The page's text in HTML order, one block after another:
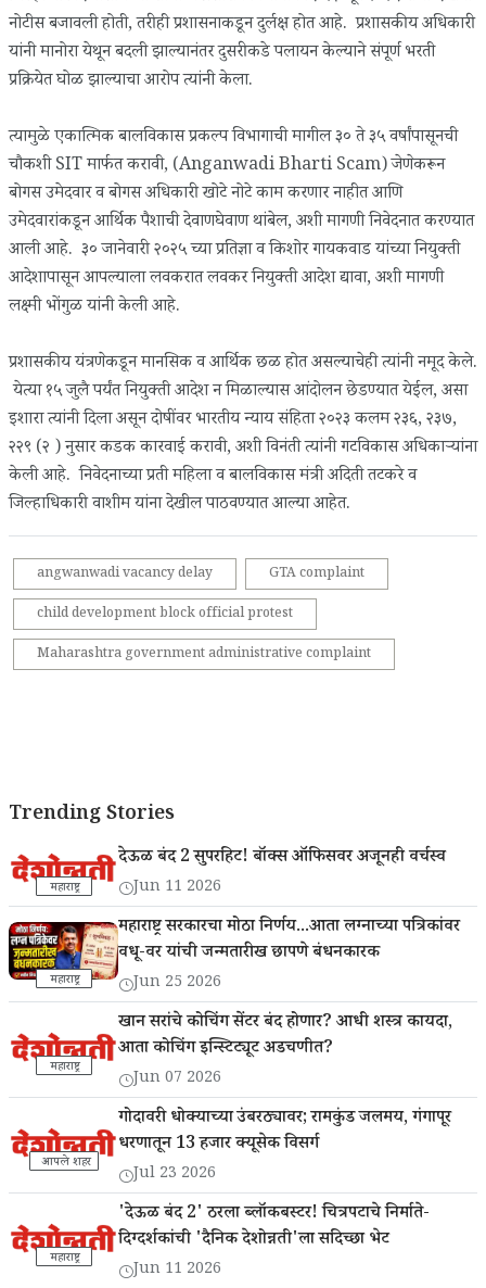
नोटीस बजावली होती, तरीही प्रशासनाकडून दुर्लक्ष होत आहे. प्रशासकीय अधिकारी
यांनी मानोरा येथून बदली झाल्यानंतर दुसरीकडे पलायन केल्याने संपूर्ण भरती
प्रक्रियेत घोळ झाल्याचा आरोप त्यांनी केला.
त्यामुळे एकात्मिक बालविकास प्रकल्प विभागाची मागील ३० ते ३५ वर्षांपासूनची
चौकशी SIT मार्फत करावी, (Anganwadi Bharti Scam) जेणेकरून
बोगस उमेदवार व बोगस अधिकारी खोटे नोटे काम करणार नाहीत आणि
उमेदवारांकडून आर्थिक पैशाची देवाणघेवाण थांबेल, अशी मागणी निवेदनात करण्यात
आली आहे. ३० जानेवारी २०२५ च्या प्रतिज्ञा व किशोर गायकवाड यांच्या नियुक्ती
आदेशापासून आपल्याला लवकरात लवकर नियुक्ती आदेश द्यावा, अशी मागणी
लक्ष्मी भोंगुळ यांनी केली आहे.
प्रशासकीय यंत्रणेकडून मानसिक व आर्थिक छळ होत असल्याचेही त्यांनी नमूद केले.
येत्या १५ जुलै पर्यंत नियुक्ती आदेश न मिळाल्यास आंदोलन छेडण्यात येईल, असा
इशारा त्यांनी दिला असून दोषींवर भारतीय न्याय संहिता २०२३ कलम २३६, २३७,
२२९ (२ ) नुसार कडक कारवाई करावी, अशी विनंती त्यांनी गटविकास अधिकाऱ्यांना
केली आहे. निवेदनाच्या प्रती महिला व बालविकास मंत्री अदिती तटकरे व
जिल्हाधिकारी वाशीम यांना देखील पाठवण्यात आल्या आहेत.
angwanwadi vacancy delay
GTA complaint
child development block official protest
Maharashtra government administrative complaint
Trending Stories
महाराष्ट्र
देऊळ बंद 2 सुपरहिट! बॉक्स ऑफिसवर अजूनही वर्चस्व
Jun 11 2026
महाराष्ट्र
महाराष्ट्र सरकारचा मोठा निर्णय...आता लग्नाच्या पत्रिकांवर
वधू-वर यांची जन्मतारीख छापणे बंधनकारक
Jun 25 2026
महाराष्ट्र
खान सरांचे कोचिंग सेंटर बंद होणार? आधी शस्त्र कायदा,
आता कोचिंग इन्स्टिट्यूट अडचणीत?
Jun 07 2026
आपले शहर
गोदावरी धोक्याच्या उंबरठ्यावर; रामकुंड जलमय, गंगापूर
धरणातून 13 हजार क्यूसेक विसर्ग
Jul 23 2026
महाराष्ट्र
'देऊळ बंद 2' ठरला ब्लॉकबस्टर! चित्रपटाचे निर्माते-
दिग्दर्शकांची 'दैनिक देशोन्नती'ला सदिच्छा भेट
Jun 11 2026